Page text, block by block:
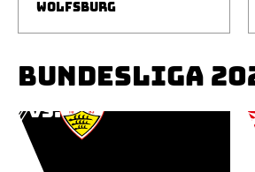
WOLFSBURG
BUNDESLIGA